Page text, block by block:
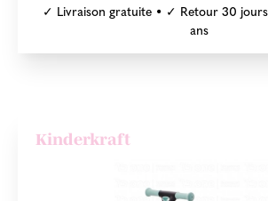
✓ Livraison gratuite • ✓ Retour 30
ans
Kinderkraft